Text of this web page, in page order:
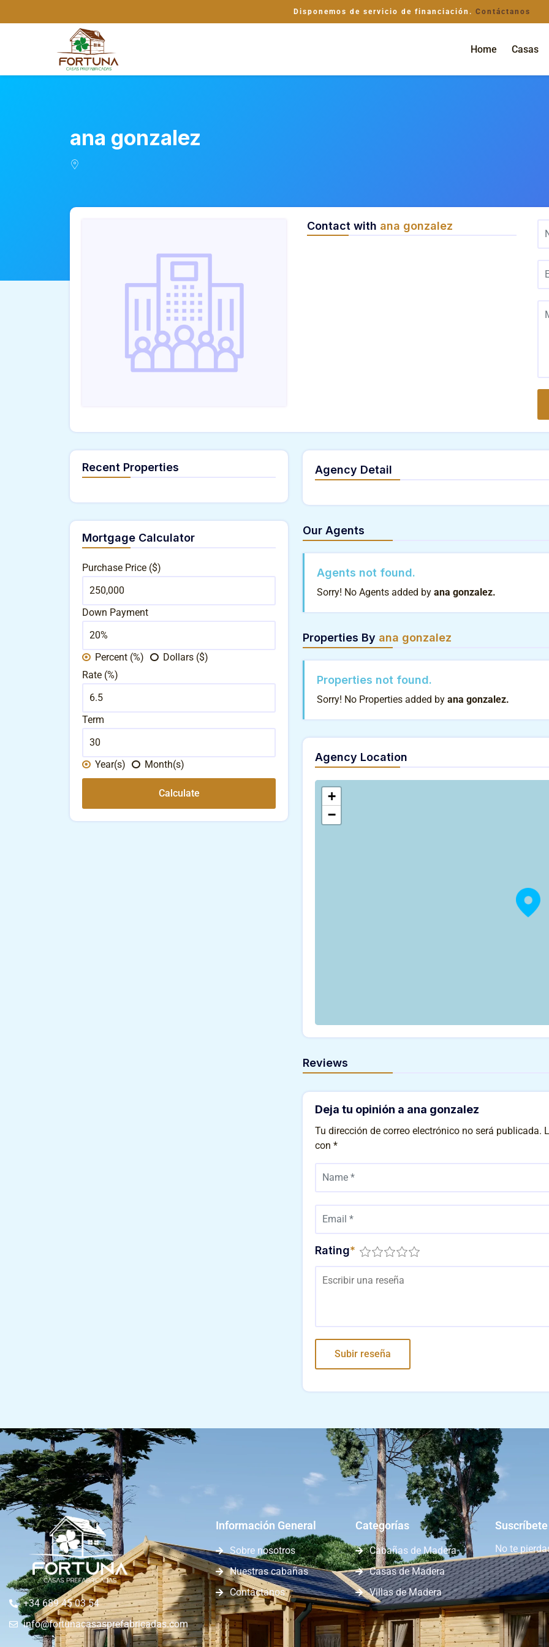
Disponemos de servicio de financiación. Contáctanos
Home Casas
ana gonzalez
Contact with ana gonzalez
Agency Detail
Our Agents
Agents not found.
Sorry! No Agents added by ana gonzalez.
Properties By ana gonzalez
Properties not found.
Sorry! No Properties added by ana gonzalez.
Agency Location
+
−
Reviews
Deja tu opinión a ana gonzalez
Tu dirección de correo electrónico no será publicada.
con *
Rating*
Recent Properties
Mortgage Calculator
Purchase Price ($)
Down Payment
Percent (%)
Dollars ($)
Rate (%)
Term
Year(s) Month(s)
Calculate
+34 689 45 03 54
info@fortunacasasprefabricadas.com
Información General
Sobre nosotros
Nuestras cabañas
Contáctanos
Categorías
Cabañas de Madera
Casas de Madera
Villas de Madera
Suscríbete
No te